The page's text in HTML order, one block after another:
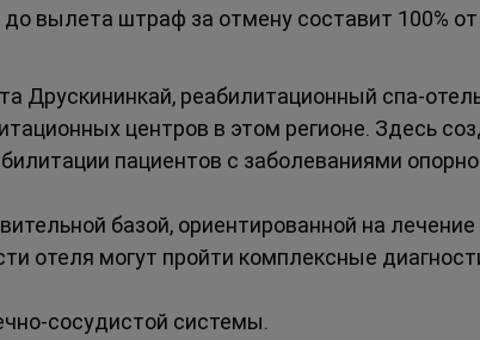
вылета штраф за отмену составит 100%
Друскининкай, реабилитационный спа-
центров в этом регионе. Здесь
пациентов с заболеваниями
базой, ориентированной на
отеля могут пройти комплексные
сосудистой системы.